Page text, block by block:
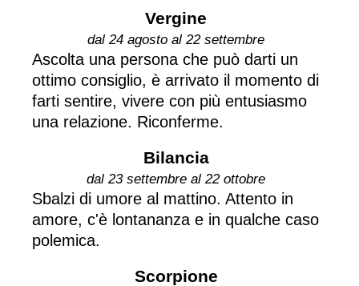
Vergine
dal 24 agosto al 22 settembre
Ascolta una persona che può darti un
ottimo consiglio, è arrivato il momento di
farti sentire, vivere con più entusiasmo
una relazione. Riconferme.
Bilancia
dal 23 settembre al 22 ottobre
Sbalzi di umore al mattino. Attento in
amore, c'è lontananza e in qualche caso
polemica.
Scorpione